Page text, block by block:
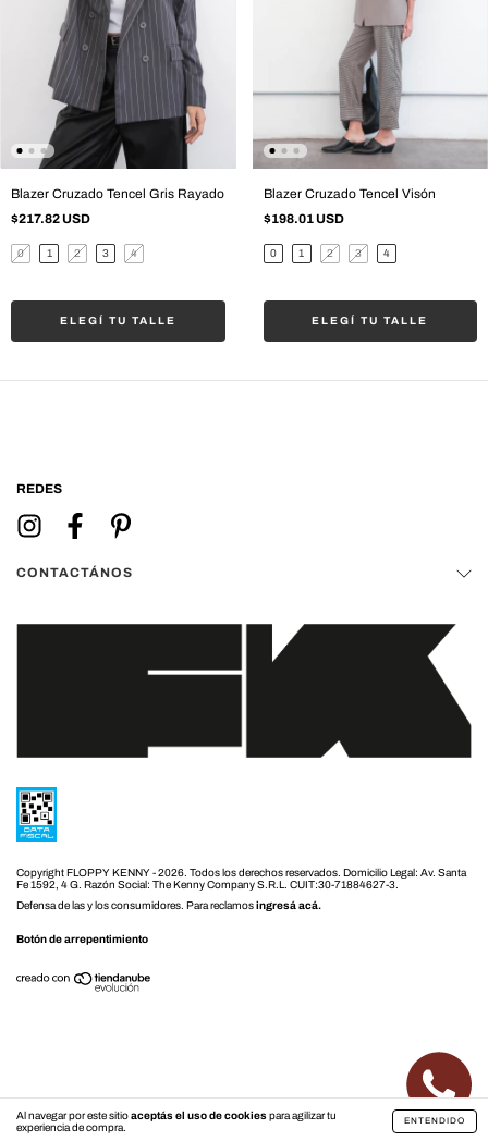
Al navegar por este sitioaceptás el uso de cookiespara agilizar tu
experiencia de compra.
ENTENDIDO
Blazer Cruzado Tencel Gris Rayado
$217.82 USD
0 1 2 3 4
ELEGÍ TU TALLE
Blazer Cruzado Tencel Visón
$198.01 USD
0 1 2 3 4
ELEGÍ TU TALLE
REDES
CONTACTÁNOS
Copyright FLOPPY KENNY - 2026. Todos los derechos reservados.
Defensa de las y los consumidores. Para reclamosingresá acá.
Botón de arrepentimiento